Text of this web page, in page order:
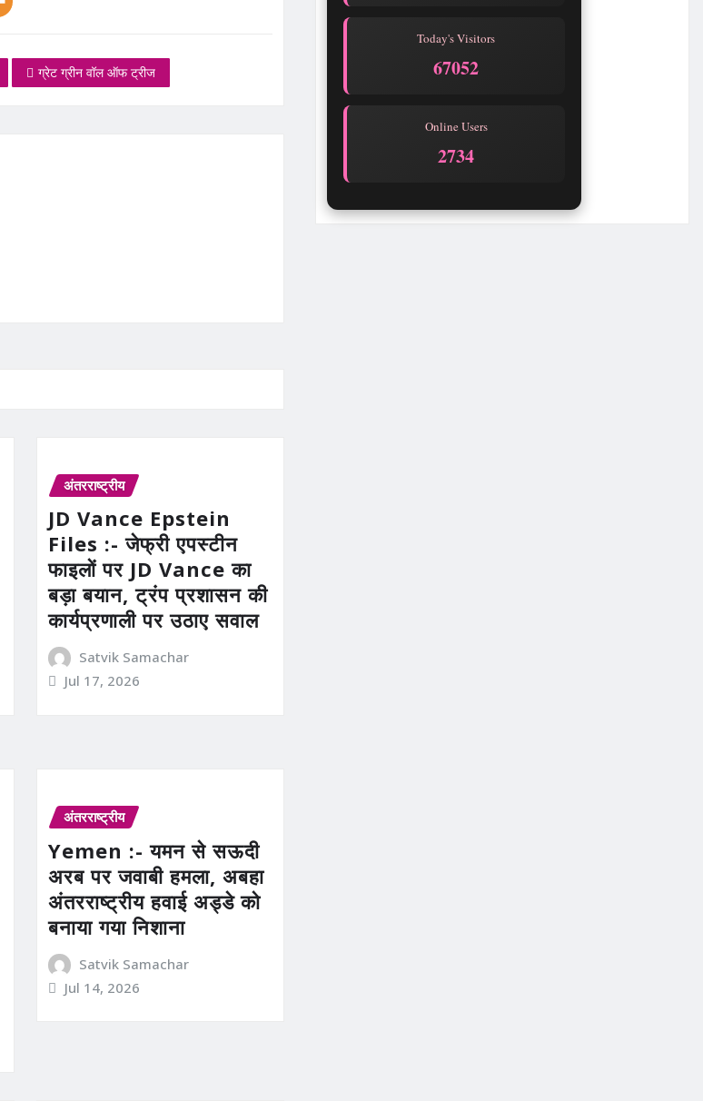
ग्रेट ग्रीन वॉल ऑफ ट्रीज
अंतरराष्ट्रीय
JD Vance Epstein
Files :- जेफ्री एपस्टीन
फाइलों पर JD Vance का
बड़ा बयान, ट्रंप प्रशासन की
कार्यप्रणाली पर उठाए सवाल
Satvik Samachar
Jul 17, 2026
अंतरराष्ट्रीय
Yemen :- यमन से सऊदी
अरब पर जवाबी हमला, अबहा
अंतरराष्ट्रीय हवाई अड्डे को
बनाया गया निशाना
Satvik Samachar
Jul 14, 2026
Today's Visitors
67052
Online Users
2734